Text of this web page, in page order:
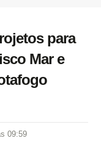
para
Mar e
09:59